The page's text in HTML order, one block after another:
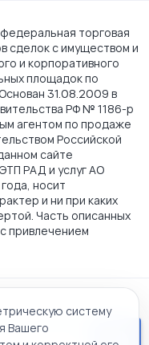
торговая
сделок с имуществом и
и корпоративного
площадок по
31.08.2009 в
РФ № 1186-р
агентом по продаже
Российской
сайте
РАД и услуг АО
носит
и ни при каких
Часть описанных
привлечением
персональных
систему
Вашего